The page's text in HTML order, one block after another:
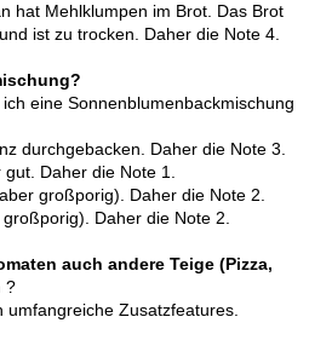
hat Mehlklumpen im Brot. Das Brot
ist zu trocken. Daher die Note 4.
eine Sonnenblumenbackmischung
durchgebacken. Daher die Note 3.
gut. Daher die Note 1.
großporig). Daher die Note 2.
Daher die Note 2.
auch andere Teige (Pizza,
?
umfangreiche Zusatzfeatures.